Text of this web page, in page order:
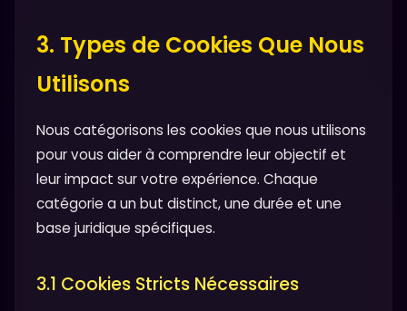
3. Types de Cookies Que Nous
Utilisons
Nous catégorisons les cookies que nous utilisons
pour vous aider à comprendre leur objectif et
leur impact sur votre expérience. Chaque
catégorie a un but distinct, une durée et une
base juridique spécifiques.
3.1 Cookies Stricts Nécessaires